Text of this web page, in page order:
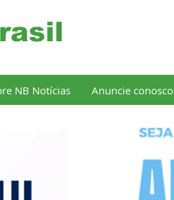
NB Notícias Anuncie conosco